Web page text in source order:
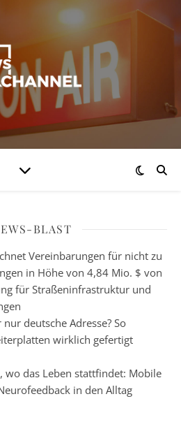
BLAST
Vereinbarungen für nicht zu
in Höhe von 4,84 Mio. $ von
für Straßeninfrastruktur und
deutsche Adresse? So
wirklich gefertigt
wo das Leben stattfindet: Mobile
in den Alltag